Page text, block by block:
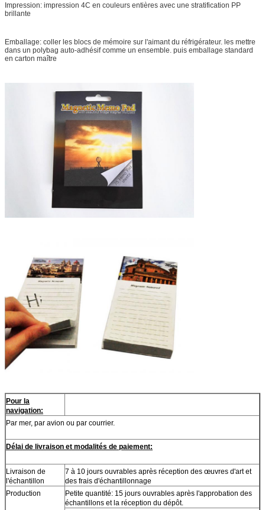
Impression: impression 4C en couleurs entières avec une stratification PP
brillante
Emballage: coller les blocs de mémoire sur l'aimant du réfrigérateur. les mettre
dans un polybag auto-adhésif comme un ensemble. puis emballage standard
en carton maître
Pour la
navigation:
Par mer, par avion ou par courrier.
Délai de livraison et modalités de paiement:
Livraison de
l'échantillon
7 à 10 jours ouvrables après réception des œuvres d'art et
des frais d'échantillonnage
Production
Petite quantité: 15 jours ouvrables après l'approbation des
échantillons et la réception du dépôt.